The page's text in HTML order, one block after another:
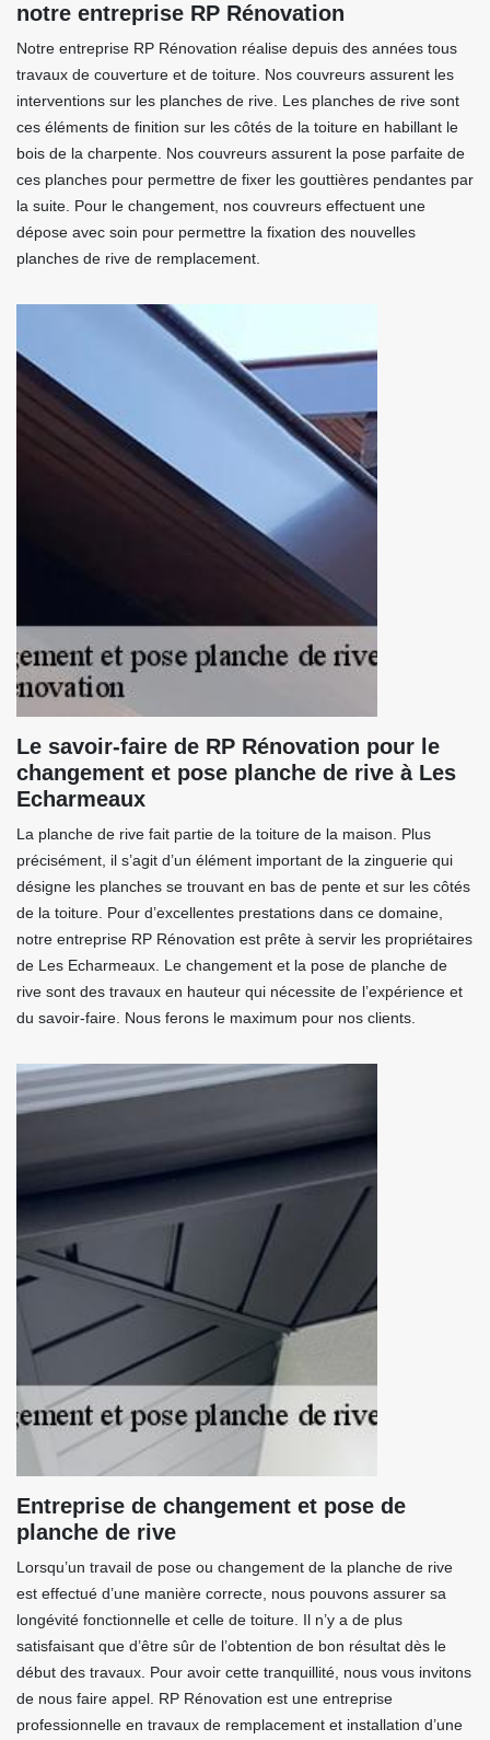
notre entreprise RP Rénovation
Notre entreprise RP Rénovation réalise depuis des années tous
travaux de couverture et de toiture. Nos couvreurs assurent les
interventions sur les planches de rive. Les planches de rive sont
ces éléments de finition sur les côtés de la toiture en habillant le
bois de la charpente. Nos couvreurs assurent la pose parfaite de
ces planches pour permettre de fixer les gouttières pendantes par
la suite. Pour le changement, nos couvreurs effectuent une
dépose avec soin pour permettre la fixation des nouvelles
planches de rive de remplacement.
Le savoir-faire de RP Rénovation pour le
changement et pose planche de rive à Les
Echarmeaux
La planche de rive fait partie de la toiture de la maison. Plus
précisément, il s’agit d’un élément important de la zinguerie qui
désigne les planches se trouvant en bas de pente et sur les côtés
de la toiture. Pour d’excellentes prestations dans ce domaine,
notre entreprise RP Rénovation est prête à servir les propriétaires
de Les Echarmeaux. Le changement et la pose de planche de
rive sont des travaux en hauteur qui nécessite de l’expérience et
du savoir-faire. Nous ferons le maximum pour nos clients.
Entreprise de changement et pose de
planche de rive
Lorsqu’un travail de pose ou changement de la planche de rive
est effectué d’une manière correcte, nous pouvons assurer sa
longévité fonctionnelle et celle de toiture. Il n’y a de plus
satisfaisant que d’être sûr de l’obtention de bon résultat dès le
début des travaux. Pour avoir cette tranquillité, nous vous invitons
de nous faire appel. RP Rénovation est une entreprise
professionnelle en travaux de remplacement et installation d’une